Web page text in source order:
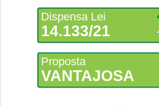
Dispensa Lei
14.133/21
Proposta
VANTAJOSA